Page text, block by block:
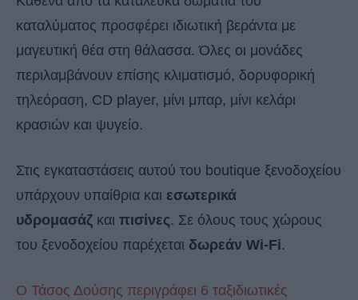
καταλύματος προσφέρει ιδιωτική βεράντα με
μαγευτική θέα στη θάλασσα. Όλες οι μονάδες
περιλαμβάνουν επίσης κλιματισμό, δορυφορική
τηλεόραση, CD player, μίνι μπαρ, μίνι κελάρι
κρασιών και ψυγείο.
Στις εγκαταστάσεις αυτού του boutique ξενοδοχείου
υπάρχουν υπαίθρια και εσωτερικά
υδρομασάζ και πισίνες. Σε όλους τους χώρους
του ξενοδοχείου παρέχεται δωρεάν Wi-Fi.
Ο Τάσος Δούσης περιγράφει 6 ταξιδιωτικές